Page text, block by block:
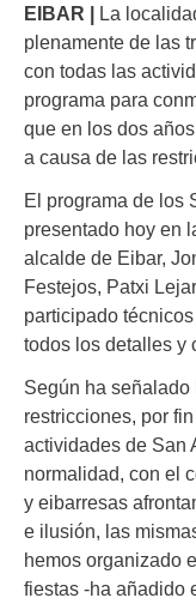
EIBAR | La
plenamente de las
con todas las
programa para
que en los dos
a causa de las
El programa de los
presentado hoy en
alcalde de Eibar,
Festejos, Patxi
participado
todos los detalles y
Según ha señalado
restricciones, por
actividades de San
normalidad, con el
y eibarresas
e ilusión, las
hemos organizado
fiestas -ha añadido